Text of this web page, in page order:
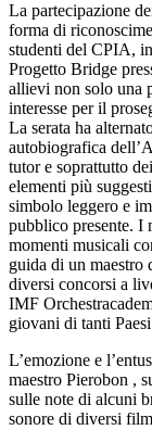
La partecipazione
forma di
studenti del CPIA,
Progetto Bridge
allievi non solo una
interesse per il
La serata ha
autobiografica
tutor e soprattutto
elementi più
simbolo leggero e
pubblico presente. I
momenti musicali
guida di un maestro
diversi concorsi a
IMF
giovani di tanti
L’emozione e
maestro Pierobon ,
sulle note di alcuni
sonore di diversi